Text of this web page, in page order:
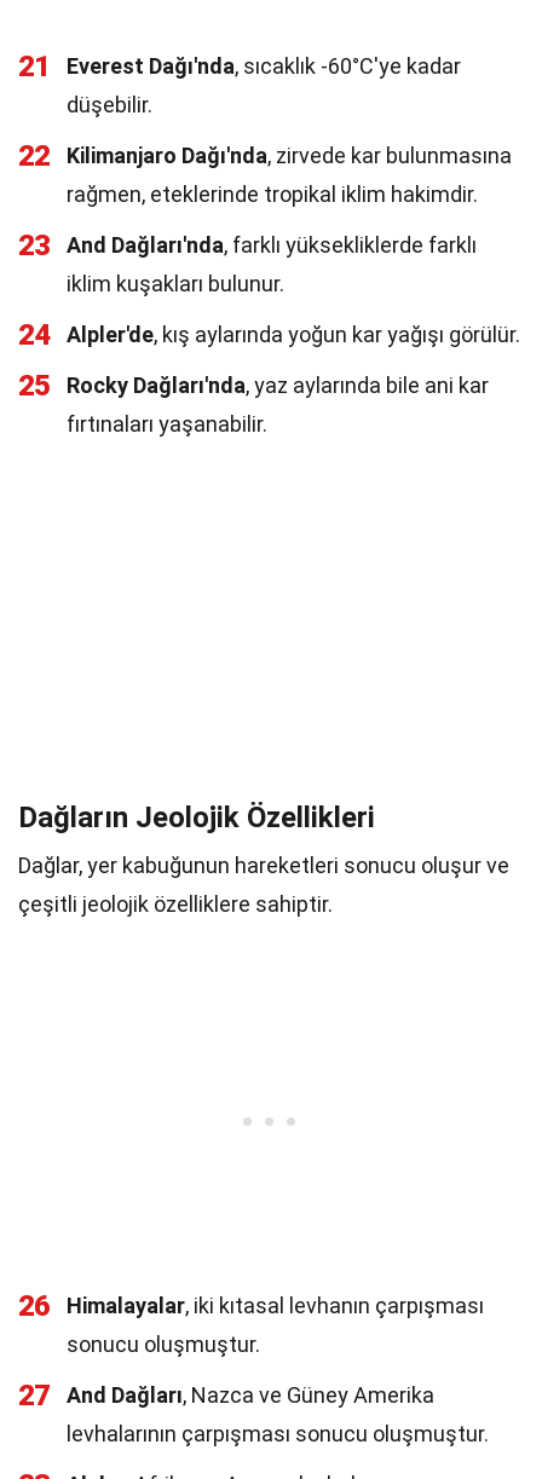
21 Everest Dağı'nda, sıcaklık -60°C'ye kadar
düşebilir.
22 Kilimanjaro Dağı'nda, zirvede kar bulunmasına
rağmen, eteklerinde tropikal iklim hakimdir.
23 And Dağları'nda, farklı yüksekliklerde farklı
iklim kuşakları bulunur.
24 Alpler'de, kış aylarında yoğun kar yağışı görülür.
25 Rocky Dağları'nda, yaz aylarında bile ani kar
fırtınaları yaşanabilir.
Dağların Jeolojik Özellikleri
Dağlar, yer kabuğunun hareketleri sonucu oluşur ve
çeşitli jeolojik özelliklere sahiptir.
26 Himalayalar, iki kıtasal levhanın çarpışması
sonucu oluşmuştur.
27 And Dağları, Nazca ve Güney Amerika
levhalarının çarpışması sonucu oluşmuştur.